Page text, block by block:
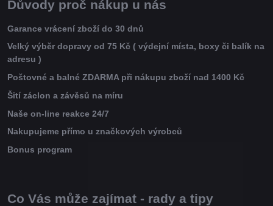
Důvody proč nákup u nás
Garance vrácení zboží do 30 dnů
Velký výběr dopravy od 75 Kč ( výdejní místa, boxy či balík na
adresu )
Poštovné a balné ZDARMA při nákupu zboží nad 1400 Kč
Šití záclon a závěsů na míru
Naše on-line reakce 24/7
Nakupujeme přímo u značkových výrobců
Bonus program
Co Vás může zajímat - rady a tipy